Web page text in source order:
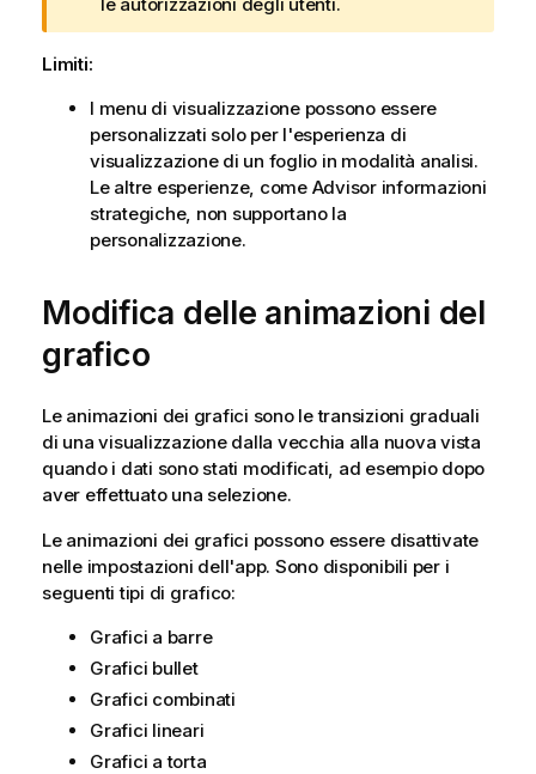
i
Limiti:
I menu di visualizzazione possono essere
personalizzati solo per l'esperienza di
visualizzazione di un foglio in modalità analisi.
Le altre esperienze, come Advisor informazioni
strategiche, non supportano la
personalizzazione.
Modifica delle animazioni del
grafico
Le animazioni dei grafici sono le transizioni graduali
di una visualizzazione dalla vecchia alla nuova vista
quando i dati sono stati modificati, ad esempio dopo
aver effettuato una selezione.
Le animazioni dei grafici possono essere disattivate
nelle impostazioni dell'app. Sono disponibili per i
seguenti tipi di grafico:
Grafici a barre
Grafici bullet
Grafici combinati
Grafici lineari
Grafici a torta